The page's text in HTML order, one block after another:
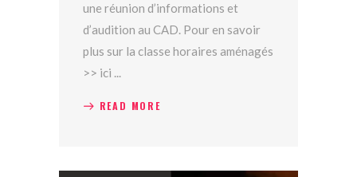
une réunion d’informations et
d’audition au CAD. Pour en savoir
plus sur la classe horaires aménagés
>> ici
READ MORE